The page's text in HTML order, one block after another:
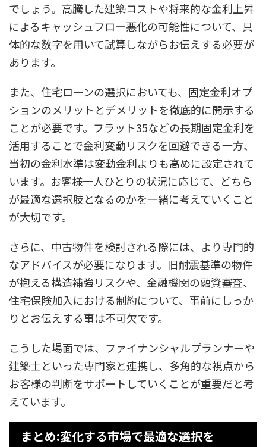
でしょう。高騰した建築コストや将来的な金利上昇
によるキャッシュフロー悪化の可能性について、具
体的な数字を用いて試算しながらお伝えする必要が
あります。
また、住宅ローンの選択においても、固定金利オプ
ションのメリットとデメリットを徹底的に開示する
ことが必要です。フラット35などの長期固定金利を
活用することで金利変動リスクを回避できる一方、
当初の金利水準は変動金利よりも高めに設定されて
います。お客様一人ひとりの状況に応じて、どちら
が最適な選択肢となるのかを一緒に考えていくこと
が大切です。
さらに、中古物件を検討される際には、より専門的
なアドバイスが必要になります。旧耐震基準の物件
が抱える構造補強リスクや、金融機関の融資審査、
住宅保険加入における制約について、事前にしっか
りとお伝えする事は不可欠です。
こうした場面では、ファイナンシャルプランナーや
建築士といった専門家と連携し、多角的な視点から
お客様の判断をサポートしていくことが重要だと考
えています。
まとめ:変化する市場で最適な選択を